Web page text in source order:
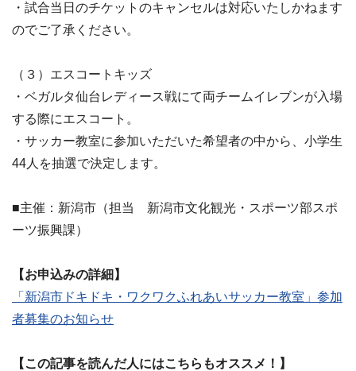
・試合当日のチケットのキャンセルは対応いたしかねます
のでご了承ください。
（３）エスコートキッズ
・ベガルタ仙台レディース戦にて両チームイレブンが入場
する際にエスコート。
・サッカー教室に参加いただいた希望者の中から、小学生
44人を抽選で決定します。
■主催：新潟市（担当 新潟市文化観光・スポーツ部スポ
ーツ振興課）
【お申込みの詳細】
「新潟市ドキドキ・ワクワクふれあいサッカー教室」参加
者募集のお知らせ
【この記事を読んだ人にはこちらもオススメ！】